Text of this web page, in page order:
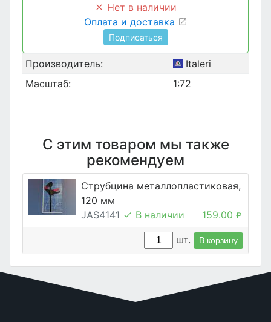
Нет в наличии
Оплата и доставка
Подписаться
Производитель:
Italeri
Масштаб:
1:72
С этим товаром мы также
рекомендуем
Струбцина металлопластиковая,
120 мм
JAS4141
В наличии 159.00 ₽
шт. В корзину